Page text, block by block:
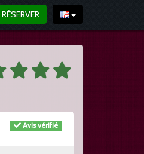
RÉSERVER
Avis vérifié